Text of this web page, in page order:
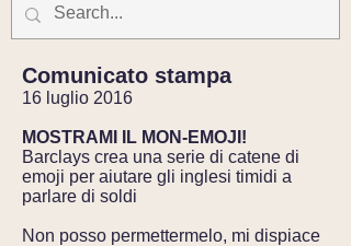
Comunicato stampa
16 luglio 2016
MOSTRAMI IL MON-EMOJI!
Barclays crea una serie di catene di
emoji per aiutare gli inglesi timidi a
parlare di soldi
Non posso permettermelo, mi dispiace